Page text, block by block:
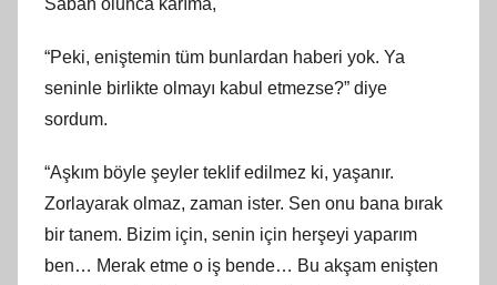
“Peki, eniştemin tüm bunlardan haberi yok. Ya
seninle birlikte olmayı kabul etmezse?” diye
sordum.
“Aşkım böyle şeyler teklif edilmez ki, yaşanır.
Zorlayarak olmaz, zaman ister. Sen onu bana bırak
bir tanem. Bizim için, senin için herşeyi yaparım
ben… Merak etme o iş bende… Bu akşam enişten